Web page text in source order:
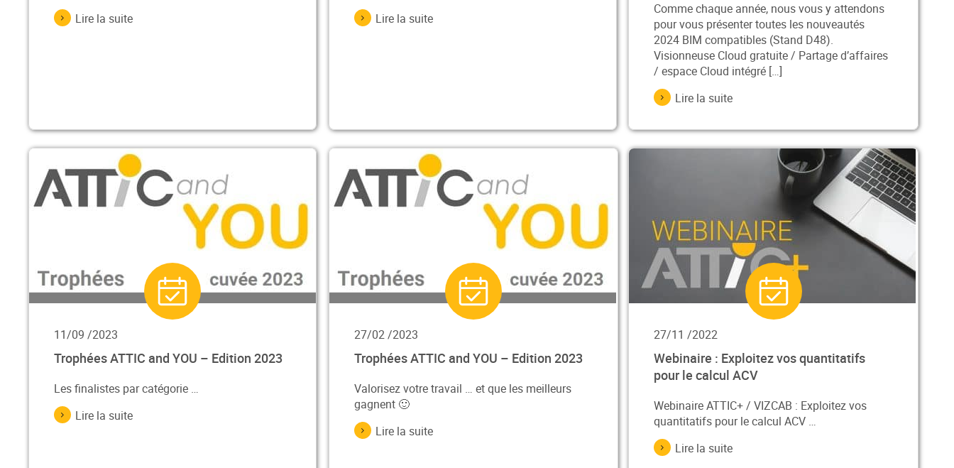
Lire la suite
Lire la suite
Comme chaque année, nous vous y attendons
pour vous présenter toutes les nouveautés
2024 BIM compatibles (Stand D48).
Visionneuse Cloud gratuite / Partage d’affaires
/ espace Cloud intégré […]
Lire la suite
11/09 /2023
Trophées ATTIC and YOU – Edition 2023
Les finalistes par catégorie …
Lire la suite
27/02 /2023
Trophées ATTIC and YOU – Edition 2023
Valorisez votre travail … et que les meilleurs
gagnent 🙂
Lire la suite
27/11 /2022
Webinaire : Exploitez vos quantitatifs
pour le calcul ACV
Webinaire ATTIC+ / VIZCAB : Exploitez vos
quantitatifs pour le calcul ACV …
Lire la suite